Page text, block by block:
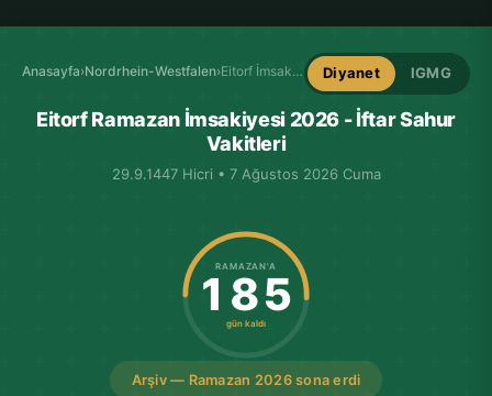
Anasayfa›Nordrhein-Westfalen› Eitorf İmsakiye Diyanet IGMG
Eitorf Ramazan İmsakiyesi 2026 - İftar Sahur
Vakitleri
29.9.1447 Hicri • 7 Ağustos 2026 Cuma
Arşiv — Ramazan 2026 sona erdi
RAMAZAN'A
185
gün kaldı